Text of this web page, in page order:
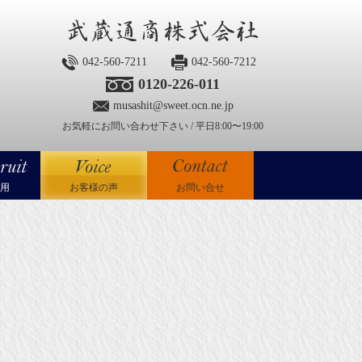
042-560-7211 042-560-7212
0120-226-011
musashit@sweet.ocn.ne.jp
お気軽にお問い合わせ下さい / 平日8:00〜19:00
お客様の声 お問い合せ